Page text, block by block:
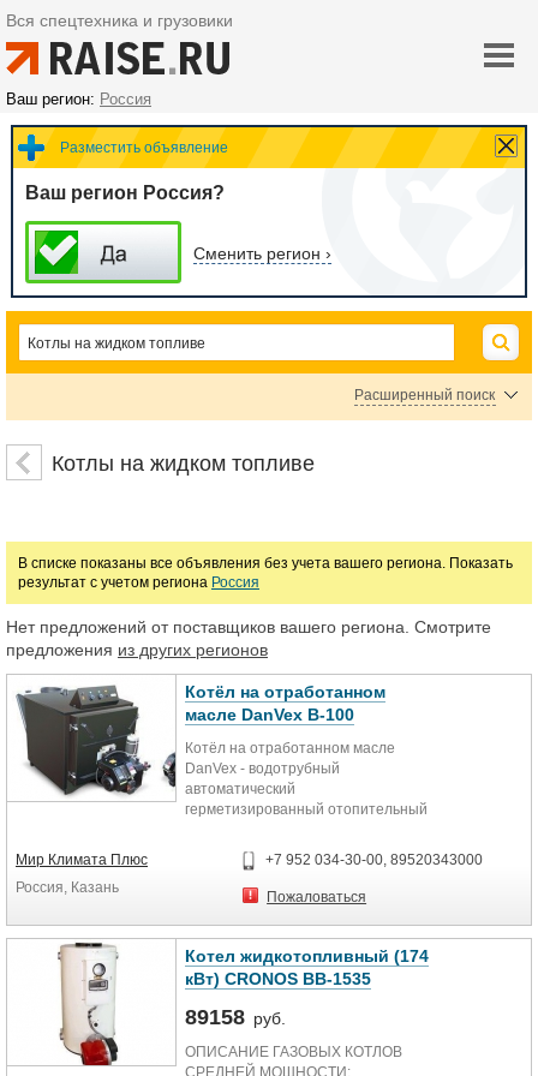
Вся спецтехника и грузовики
Ваш регион: Россия
Разместить объявление
Ваш регион Россия?
Сменить регион ›
Расширенный поиск
Шарнирно-сочлененные самосвалы
Цена
Котлы на жидком топливе
В списке показаны все объявления без учета вашего региона. Показать
результат с учетом региона Россия
Нет предложений от поставщиков вашего региона. Смотрите
предложения из других регионов
Котёл на отработанном
масле DanVex B-100
Котёл на отработанном масле
DanVex - водотрубный
автоматический
герметизированный отопительный
дымоходу, укомплектованный
блочной горелкой, использующей в
качестве топлива - отработанное
инверсионную камеру сгорания, с
пучком концентрически
расположенных дымогарных труб.
Котел адаптирован и уже 7 лет
Сербии, в Болгарии, в Украине, в
Мир Климата Плюс
Россия, Казань
+7 952 034-30-00, 89520343000
Пожаловаться
Котел жидкотопливный (174
кВт) CRONOS BB-1535
89158 руб.
ОПИСАНИЕ ГАЗОВЫХ КОТЛОВ
СРЕДНЕЙ МОЩНОСТИ: